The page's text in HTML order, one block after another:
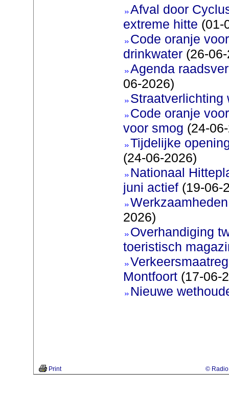
Afval door
extreme hitte (01-
Code oranje
drinkwater(26-06-
Agenda
06-2026)
Straatverlichting
Code oranje
voor smog (24-
Tijdelijke
(24-06-2026)
Nationaal
juni actief(19-06-
2026)
Overhandiging
toeristisch
Montfoort(17-06-
Nieuwe
Print © Radio